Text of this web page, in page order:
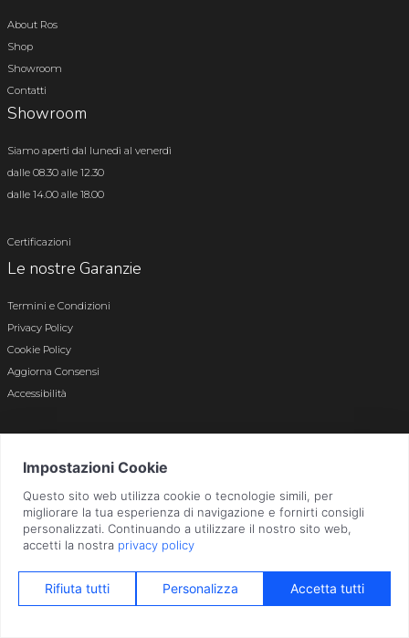
About Ros
Shop
Showroom
Contatti
Showroom
Siamo aperti dal lunedì al venerdì
dalle 08.30 alle 12.30
dalle 14.00 alle 18.00
Certificazioni
Le nostre Garanzie
Termini e Condizioni
Privacy Policy
Cookie Policy
Aggiorna Consensi
Accessibilità
Bergamo n. 01496180165 · Capitale Sociale i.v. € 800.000,00